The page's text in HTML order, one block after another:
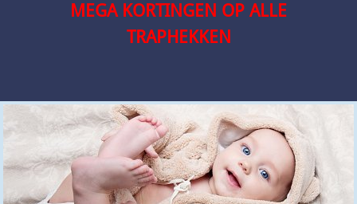
MEGA KORTINGEN OP ALLE
TRAPHEKKEN